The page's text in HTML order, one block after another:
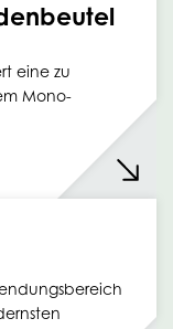
eine zu
Mono-